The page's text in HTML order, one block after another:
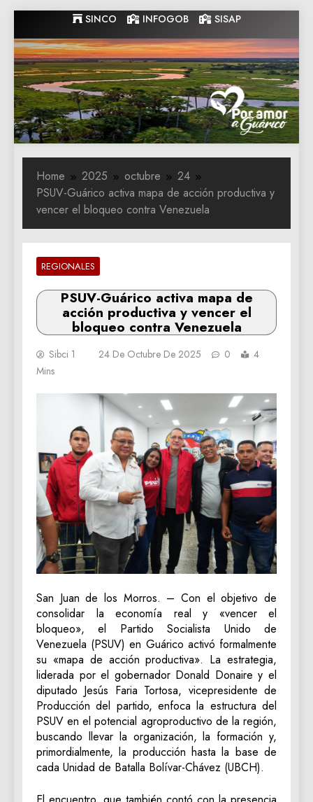
to
content
SINCO INFOGOB SISAP
Gobernacion
de Guarico
Gobernacion de Guarico
Home 2025 octubre
24
‎PSUV-Guárico activa mapa de acción productiva y
vencer el bloqueo contra Venezuela
REGIONALES
‎PSUV-Guárico activa mapa de
acción productiva y vencer el
bloqueo contra Venezuela
Sibci 1 24 De Octubre De 2025 0
4
Mins
San Juan de los Morros. – Con el objetivo de
consolidar la economía real y «vencer el
bloqueo», el Partido Socialista Unido de
Venezuela (PSUV) en Guárico activó formalmente
su «mapa de acción productiva». La estrategia,
liderada por el gobernador Donald Donaire y el
diputado Jesús Faria Tortosa, vicepresidente de
Producción del partido, enfoca la estructura del
PSUV en el potencial agroproductivo de la región,
buscando llevar la organización, la formación y,
primordialmente, la producción hasta la base de
cada Unidad de Batalla Bolívar-Chávez (UBCH).